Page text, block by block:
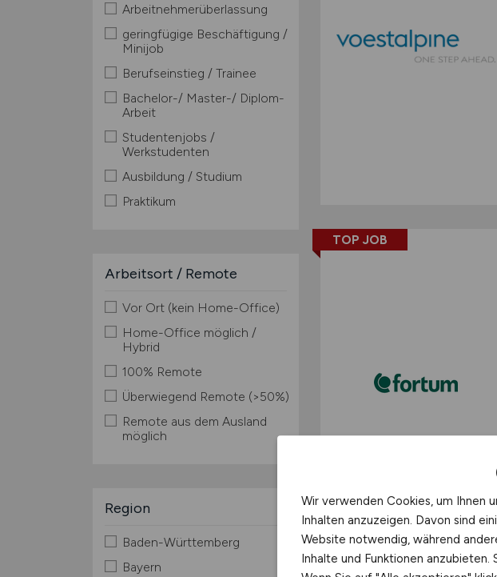
Arbeitnehmerüberlassung
geringfügige Beschäftigung /
Minijob
Berufseinstieg / Trainee
Bachelor-/ Master-/ Diplom-
Arbeit
Studentenjobs /
Werkstudenten
Ausbildung / Studium
Praktikum
Arbeitsort / Remote
Vor Ort (kein Home-Office)
Home-Office möglich /
Hybrid
100% Remote
Überwiegend Remote (>50%)
Remote aus dem Ausland
möglich
Region
Baden-Württemberg
Bayern
TOP JOB
Wir verwenden Cookies, um Ihnen
Inhalten anzuzeigen. Davon sind
Website notwendig, während
Inhalte und Funktionen